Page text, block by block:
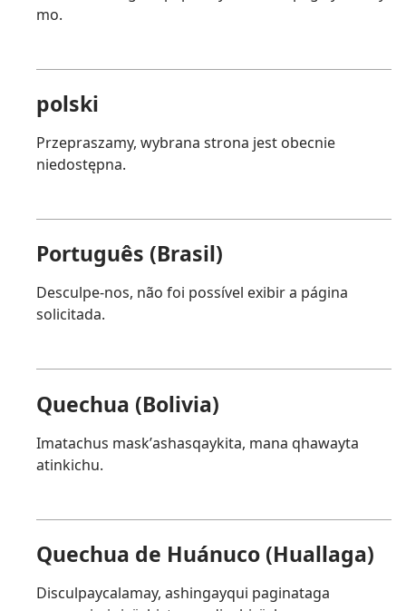
mo.
polski
Przepraszamy, wybrana strona jest obecnie
niedostępna.
Português (Brasil)
Desculpe-nos, não foi possível exibir a página
solicitada.
Quechua (Bolivia)
Imatachus maskʼashasqaykita, mana qhawayta
atinkichu.
Quechua de Huánuco (Huallaga)
Disculpaycalamay, ashingayqui paginataga